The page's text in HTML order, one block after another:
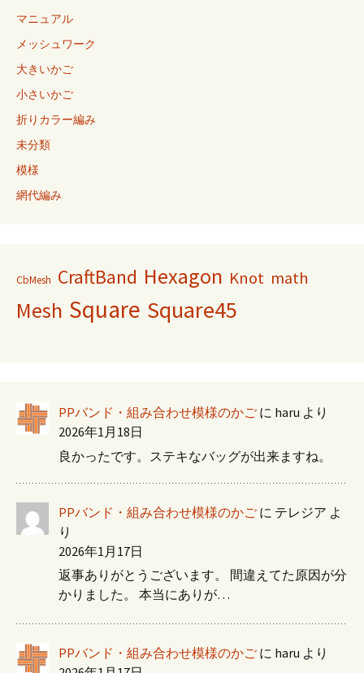
マニュアル
メッシュワーク
大きいかご
小さいかご
折りカラー編み
未分類
模様
網代編み
CbMesh CraftBand Hexagon Knot math
Mesh Square Square45
PPバンド・組み合わせ模様のかご に haru より
2026年1月18日
良かったです。ステキなバッグが出来ますね。
PPバンド・組み合わせ模様のかご に テレジア よ
り
2026年1月17日
返事ありがとうございます。 間違えてた原因が分
かりました。 本当にありが…
PPバンド・組み合わせ模様のかご に haru より